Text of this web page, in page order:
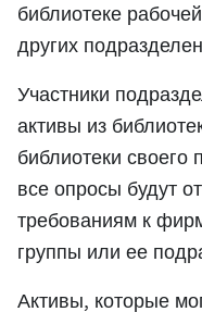
библиотеке
других
Участники
активы из
библиотеки своего
все опросы будут
требованиям к
группы или ее
Активы, которые